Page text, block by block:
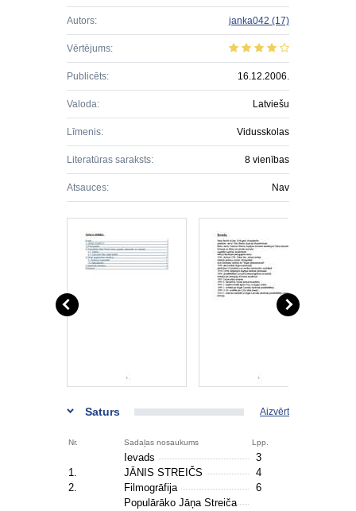
Autors: janka042 (17)
Vērtējums:
Publicēts: 16.12.2006.
Valoda: Latviešu
Līmenis: Vidusskolas
Literatūras saraksts: 8 vienības
Atsauces: Nav
Saturs Aizvērt
Nr. Sadaļas nosaukums Lpp.
Ievads
3
1.
JĀNIS STREIČS
4
2.
Filmogrāfija 6
Populārāko Jāņa Streiča